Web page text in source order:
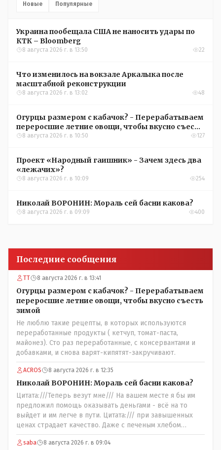
Новые Популярные
Украина пообещала США не наносить удары по
КТК – Bloomberg
8 августа 2026 г. в 13:50 22
Что изменилось на вокзале Аркалыка после
масштабной реконструкции
8 августа 2026 г. в 13:02 48
Огурцы размером с кабачок? - Перерабатываем
переросшие летние овощи, чтобы вкусно съесть
зимой
8 августа 2026 г. в 10:50 127
Проект «Народный гаишник» - Зачем здесь два
«лежачих»?
8 августа 2026 г. в 10:09 254
Николай ВОРОНИН: Мораль сей басни какова?
8 августа 2026 г. в 09:09 400
Последние сообщения
ТТ 8 августа 2026 г. в 13:41
Огурцы размером с кабачок? - Перерабатываем
переросшие летние овощи, чтобы вкусно съесть
зимой
Не люблю такие рецепты, в которых используются
переработанные продукты ( кетчуп, томат-паста,
майонез). Сто раз переработанные, с консервантами и
добавками, и снова варят-кипятят-закручивают.
ACROS 8 августа 2026 г. в 12:35
Николай ВОРОНИН: Мораль сей басни какова?
Цитата:///Теперь везут мне/// На вашем месте я бы им
предложил помощь оказывать деньгами - всё на то
выйдет и им легче в пути. Цитата:/// при завышенных
ценах страдает качество. Даже с печеным хлебом
проблема. // На вкус и цвет........., по мне : - наша молочка
значительно вкуснее чем руссская и белоруская, а хлеб
saba 8 августа 2026 г. в 09:04